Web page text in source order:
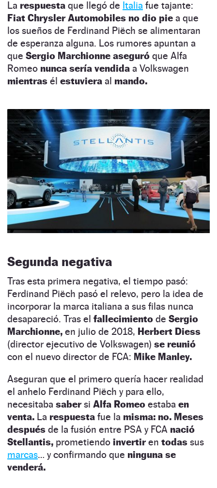
La respuesta que llegó de Italia fue tajante:
Fiat Chrysler Automobiles no dio pie a que
los sueños de Ferdinand Piëch se alimentaran
de esperanza alguna. Los rumores apuntan a
que Sergio Marchionne aseguró que Alfa
Romeo nunca sería vendida a Volkswagen
mientras él estuviera al mando.
Segunda negativa
Tras esta primera negativa, el tiempo pasó:
Ferdinand Piëch pasó el relevo, pero la idea de
incorporar la marca italiana a sus filas nunca
desapareció. Tras el fallecimiento de Sergio
Marchionne, en julio de 2018, Herbert Diess
(director ejecutivo de Volkswagen) se reunió
con el nuevo director de FCA: Mike Manley.
Aseguran que el primero quería hacer realidad
el anhelo Ferdinand Piëch y para ello,
necesitaba sabersi Alfa Romeo estaba en
venta. La respuesta fue la misma: no. Meses
después de la fusión entre PSA y FCA nació
Stellantis, prometiendo invertiren todas sus
marcas… y confirmando que ninguna se
venderá.